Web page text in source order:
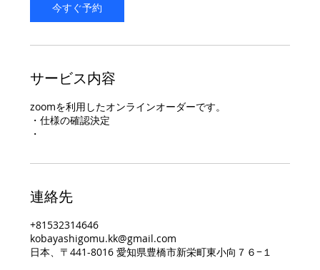
今すぐ予約
サービス内容
zoomを利用したオンラインオーダーです。
・仕様の確認決定
・
連絡先
+81532314646
kobayashigomu.kk@gmail.com
日本、〒441-8016 愛知県豊橋市新栄町東小向７６−１